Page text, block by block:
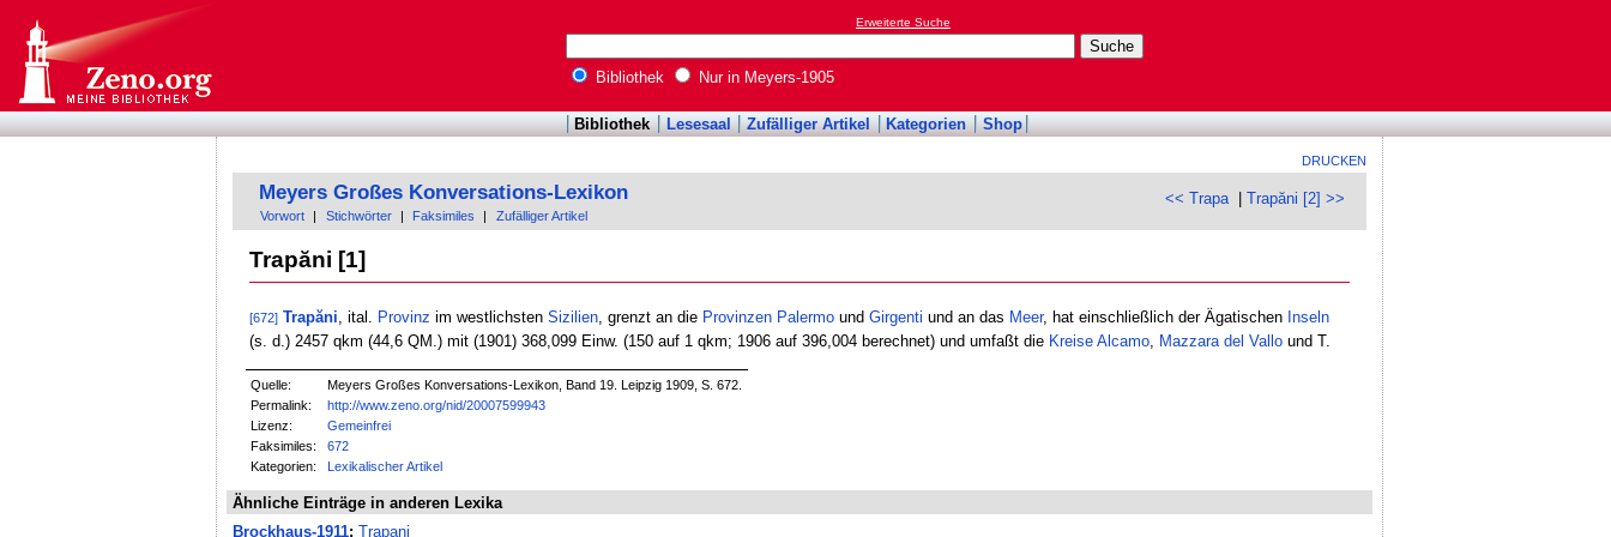
Erweiterte Suche
Bibliothek Nur in Meyers-1905
Bibliothek Lesesaal Zufälliger Artikel Kategorien Shop
DRUCKEN
<< Trapa|Trapăni [2] >>
Meyers Großes Konversations-Lexikon
Vorwort Stichwörter Faksimiles Zufälliger Artikel
Trapăni [1]
[672] Trapăni , ital. Provinz im westlichsten Sizilien, grenzt an die Provinzen Palermound Girgenti und an das Meer, hat einschließlich der Ägatischen Inseln
(s. d.) 2457 qkm (44,6 QM.) mit (1901) 368,099 Einw. (150 auf 1 qkm; 1906 auf 396,004 berechnet) und umfaßt die Kreise Alcamo, Mazzara del Vallound T.
Quelle:
Meyers Großes Konversations-Lexikon, Band 19. Leipzig 1909, S. 672.
Permalink:
http://www.zeno.org/nid/20007599943
Lizenz:
Gemeinfrei
Faksimiles:
672
Kategorien:
Lexikalischer Artikel
Ähnliche Einträge in anderen Lexika
Brockhaus-1911: Trapani